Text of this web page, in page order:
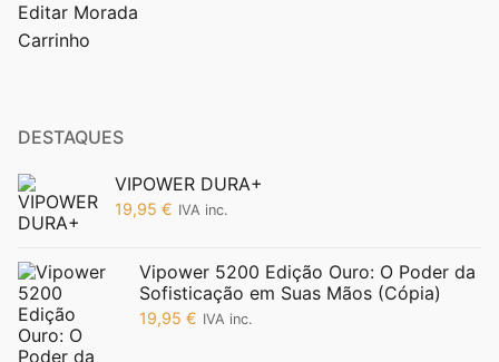
Editar Morada
Carrinho
DESTAQUES
VIPOWER DURA+
19,95 € IVA inc.
Vipower 5200 Edição Ouro: O Poder da
Sofisticação em Suas Mãos (Cópia)
19,95 € IVA inc.